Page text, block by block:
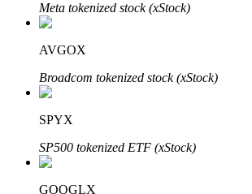
了解如何賺取穩定收入
Bitrue
合夥人計劃
Meta tokenized stock (xStock)
AVGOX
Broadcom tokenized stock (xStock)
SPYX
SP500 tokenized ETF (xStock)
GOOGLX